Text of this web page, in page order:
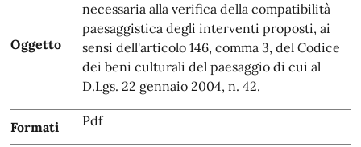
Oggetto
necessaria alla verifica della compatibilità
paesaggistica degli interventi proposti, ai
sensi dell'articolo 146, comma 3, del Codice
dei beni culturali del paesaggio di cui al
D.Lgs. 22 gennaio 2004, n. 42.
Formati Pdf